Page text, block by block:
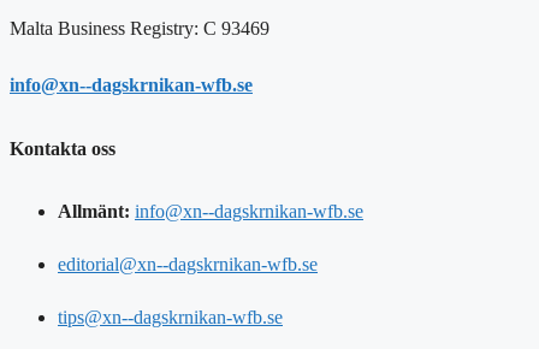
Malta Business Registry: C 93469
info@xn--dagskrnikan-wfb.se
Kontakta oss
Allmänt: info@xn--dagskrnikan-wfb.se
editorial@xn--dagskrnikan-wfb.se
tips@xn--dagskrnikan-wfb.se